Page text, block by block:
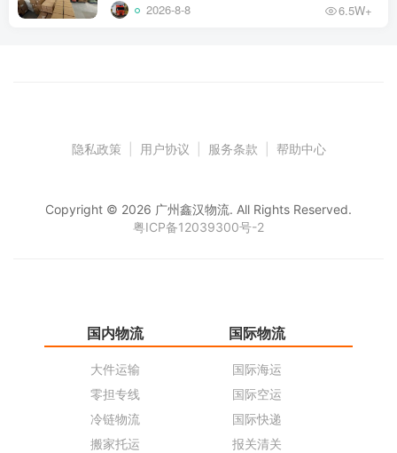
2026-8-8 6.5W+
隐私政策 用户协议 服务条款 帮助中心
Copyright © 2026 广州鑫汉物流. All Rights Reserved.
粤ICP备12039300号-2
国内物流
大件运输
零担专线
冷链物流
搬家托运
国际物流
国际海运
国际空运
国际快递
报关清关